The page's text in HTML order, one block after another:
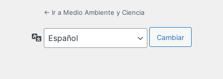
← Ir a Medio Ambiente y Ciencia
Idioma